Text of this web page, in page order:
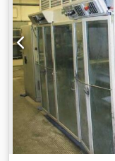
vermogen 15 kW,
1300 mm breed,
nozzles, elk 1300
verstelbaar
schijvenrollenbaan
gegevens: -
Bouwjaar: 1999 -
onderdeelhoogte:
mm - Lengte:
2.200 mm - Locatie: